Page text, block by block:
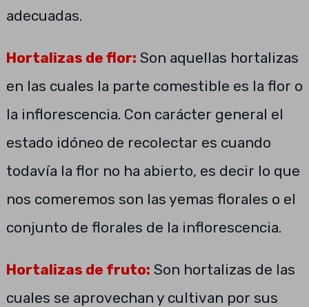
adecuadas.
Hortalizas de flor: Son aquellas hortalizas
en las cuales la parte comestible es la flor o
la inflorescencia. Con carácter general el
estado idóneo de recolectar es cuando
todavía la flor no ha abierto, es decir lo que
nos comeremos son las yemas florales o el
conjunto de florales de la inflorescencia.
Hortalizas de fruto: Son hortalizas de las
cuales se aprovechan y cultivan por sus